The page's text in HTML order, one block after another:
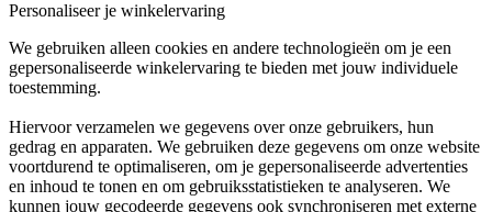
Personaliseer je winkelervaring
We gebruiken alleen cookies en andere technologieën om je een
gepersonaliseerde winkelervaring te bieden met jouw individuele
toestemming.
Hiervoor verzamelen we gegevens over onze gebruikers, hun
gedrag en apparaten. We gebruiken deze gegevens om onze website
voortdurend te optimaliseren, om je gepersonaliseerde advertenties
en inhoud te tonen en om gebruiksstatistieken te analyseren. We
kunnen jouw gecodeerde gegevens ook synchroniseren met externe